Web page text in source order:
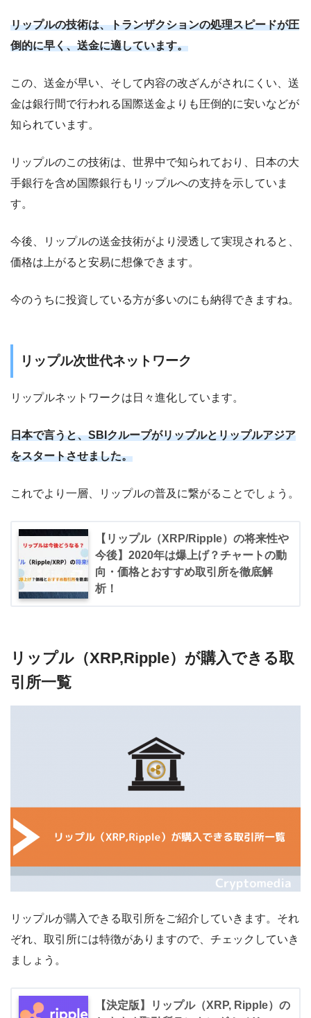
リップルの技術は、トランザクションの処理スピードが圧
倒的に早く、送金に適しています。
この、送金が早い、そして内容の改ざんがされにくい、送
金は銀行間で行われる国際送金よりも圧倒的に安いなどが
知られています。
リップルのこの技術は、世界中で知られており、日本の大
手銀行を含め国際銀行もリップルへの支持を示していま
す。
今後、リップルの送金技術がより浸透して実現されると、
価格は上がると安易に想像できます。
今のうちに投資している方が多いのにも納得できますね。
リップル次世代ネットワーク
リップルネットワークは日々進化しています。
日本で言うと、SBIクループがリップルとリップルアジア
をスタートさせました。
これでより一層、リップルの普及に繋がることでしょう。
【リップル（XRP/Ripple）の将来性や
今後】2020年は爆上げ？チャートの動
向・価格とおすすめ取引所を徹底解
析！
リップル（XRP,Ripple）が購入できる取
引所一覧
リップルが購入できる取引所をご紹介していきます。それ
ぞれ、取引所には特徴がありますので、チェックしていき
ましょう。
【決定版】リップル（XRP, Ripple）の